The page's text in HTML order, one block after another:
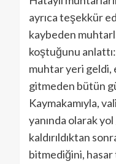
ayrıca teşekkür
kaybeden
koştuğunu anlattı:
muhtar yeri geldi,
gitmeden bütün
Kaymakamıyla,
yanında olarak
kaldırıldıktan
bitmediğini, hasar